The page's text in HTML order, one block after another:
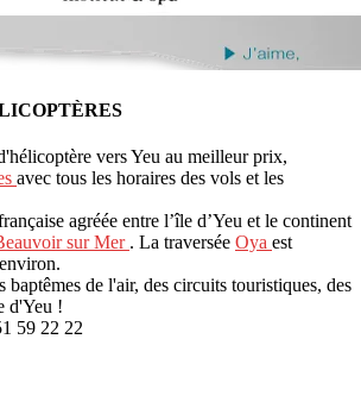
vers Yeu au meilleur prix,
avec tous les horaires des vols et les
agréée entre l’île d’Yeu et le continent
sur Mer . La traversée Oya est
baptêmes de l'air, des circuits touristiques, des
d'Yeu !
59 22 22